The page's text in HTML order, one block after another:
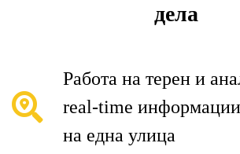
дела
Работа на терен и
real-time
на една улица